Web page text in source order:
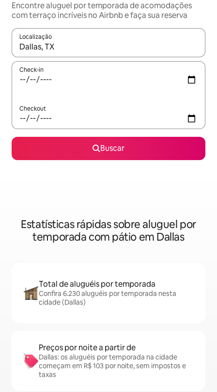
Encontre aluguel por temporada de acomodações
com terraço incríveis no Airbnb e faça sua reserva
Localização
Quando os resultados estiverem disponíveis, explore-os
Check-in
Checkout
Buscar
Estatísticas rápidas sobre aluguel por
temporada com pátio em Dallas
Total de aluguéis por temporada
Confira 6.230 aluguéis por temporada nesta
cidade (Dallas)
Preços por noite a partir de
Dallas: os aluguéis por temporada na cidade
começam em R$ 103 por noite, sem impostos e
taxas